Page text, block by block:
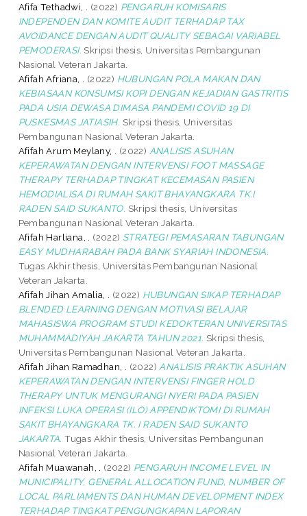
Afifa Tethadwi, .
(2022) PENGARUH KOMISARIS
INDEPENDEN DAN KOMITE AUDIT TERHADAP TAX
AVOIDANCE DENGAN AUDIT QUALITY SEBAGAI VARIABEL
PEMODERASI. Skripsi thesis, Universitas Pembangunan
Nasional Veteran Jakarta.
Afifah Afriana, .
(2022) HUBUNGAN POLA MAKAN DAN
KEBIASAAN KONSUMSI KOPI DENGAN KEJADIAN GASTRITIS
PADA USIA DEWASA DIMASA PANDEMI COVID 19 DI
PUSKESMAS JATIASIH. Skripsi thesis, Universitas
Pembangunan Nasional Veteran Jakarta.
Afifah Arum Meylany, .
(2022) ANALISIS ASUHAN
KEPERAWATAN DENGAN INTERVENSI FOOT MASSAGE
THERAPY TERHADAP TINGKAT KECEMASAN PASIEN
HEMODIALISA DI RUMAH SAKIT BHAYANGKARA TK.I
RADEN SAID SUKANTO. Skripsi thesis, Universitas
Pembangunan Nasional Veteran Jakarta.
Afifah Harliana, .
(2022) STRATEGI PEMASARAN TABUNGAN
EASY MUDHARABAH PADA BANK SYARIAH INDONESIA.
Tugas Akhir thesis, Universitas Pembangunan Nasional
Veteran Jakarta.
Afifah Jihan Amalia, .
(2022) HUBUNGAN SIKAP TERHADAP
BLENDED LEARNING DENGAN MOTIVASI BELAJAR
MAHASISWA PROGRAM STUDI KEDOKTERAN UNIVERSITAS
MUHAMMADIYAH JAKARTA TAHUN 2021. Skripsi thesis,
Universitas Pembangunan Nasional Veteran Jakarta.
Afifah Jihan Ramadhan, .
(2022) ANALISIS PRAKTIK ASUHAN
KEPERAWATAN DENGAN INTERVENSI FINGER HOLD
THERAPY UNTUK MENGURANGI NYERI PADA PASIEN
INFEKSI LUKA OPERASI (ILO) APPENDIKTOMI DI RUMAH
SAKIT BHAYANGKARA TK. I RADEN SAID SUKANTO
JAKARTA. Tugas Akhir thesis, Universitas Pembangunan
Nasional Veteran Jakarta.
Afifah Muawanah, .
(2022) PENGARUH INCOME LEVEL IN
MUNICIPALITY, GENERAL ALLOCATION FUND, NUMBER OF
LOCAL PARLIAMENTS DAN HUMAN DEVELOPMENT INDEX
TERHADAP TINGKAT PENGUNGKAPAN LAPORAN